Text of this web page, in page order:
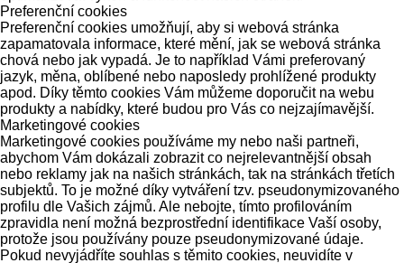
Preferenční cookies
Preferenční cookies umožňují, aby si webová stránka
zapamatovala informace, které mění, jak se webová stránka
chová nebo jak vypadá. Je to například Vámi preferovaný
jazyk, měna, oblíbené nebo naposledy prohlížené produkty
apod. Díky těmto cookies Vám můžeme doporučit na webu
produkty a nabídky, které budou pro Vás co nejzajímavější.
Marketingové cookies
Marketingové cookies používáme my nebo naši partneři,
abychom Vám dokázali zobrazit co nejrelevantnější obsah
nebo reklamy jak na našich stránkách, tak na stránkách třetích
subjektů. To je možné díky vytváření tzv. pseudonymizovaného
profilu dle Vašich zájmů. Ale nebojte, tímto profilováním
zpravidla není možná bezprostřední identifikace Vaší osoby,
protože jsou používány pouze pseudonymizované údaje.
Pokud nevyjádříte souhlas s těmito cookies, neuvidíte v